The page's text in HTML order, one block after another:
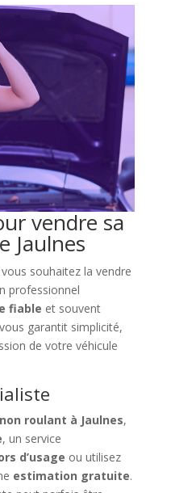
vendre sa
Jaulnes
souhaitez la vendre
professionnel
fiable et souvent
garantit simplicité,
de votre véhicule
roulant à Jaulnes,
, un service
d’usage ou utilisez
estimation gratuite.